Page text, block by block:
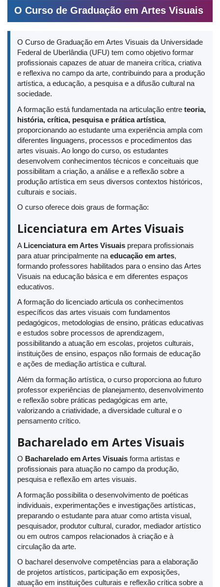
O Curso de Graduação em Artes Visuais
O Curso de Graduação em Artes Visuais da Universidade
Federal de Uberlândia (UFU) tem como objetivo formar
profissionais capazes de atuar de maneira crítica, criativa
e reflexiva no campo da arte, contribuindo para a produção
artística, a educação, a pesquisa e a difusão cultural na
sociedade.
A formação está fundamentada na articulação entre teoria,
história, crítica, pesquisa e prática artística,
proporcionando ao estudante uma experiência ampla com
diferentes linguagens, processos e procedimentos das
artes visuais. Ao longo do curso, os estudantes
desenvolvem conhecimentos técnicos e conceituais que
possibilitam a criação, a análise e a reflexão sobre a
produção artística em seus diversos contextos históricos,
culturais e sociais.
O curso oferece dois graus de formação:
Licenciatura em Artes Visuais
A Licenciatura em Artes Visuais prepara profissionais
para atuar principalmente na educação em artes,
formando professores habilitados para o ensino das Artes
Visuais na educação básica e em diferentes espaços
educativos.
A formação do licenciado articula os conhecimentos
específicos das artes visuais com fundamentos
pedagógicos, metodologias de ensino, práticas educativas
e estudos sobre processos de aprendizagem,
possibilitando a atuação em escolas, projetos culturais,
instituições de ensino, espaços não formais de educação
e ações de mediação artística e cultural.
Além da formação artística, o curso proporciona ao futuro
professor experiências de planejamento, desenvolvimento
e reflexão sobre práticas pedagógicas em arte,
valorizando a criatividade, a diversidade cultural e o
pensamento crítico.
Bacharelado em Artes Visuais
O Bacharelado em Artes Visuais forma artistas e
profissionais para atuação no campo da produção,
pesquisa e reflexão em artes visuais.
A formação possibilita o desenvolvimento de poéticas
individuais, experimentações e investigações artísticas,
preparando o estudante para atuar como artista visual,
pesquisador, produtor cultural, curador, mediador artístico
ou em outros campos relacionados à criação e à
circulação da arte.
O bacharel desenvolve competências para a elaboração
de projetos artísticos, participação em exposições,
atuação em instituições culturais e reflexão crítica sobre a